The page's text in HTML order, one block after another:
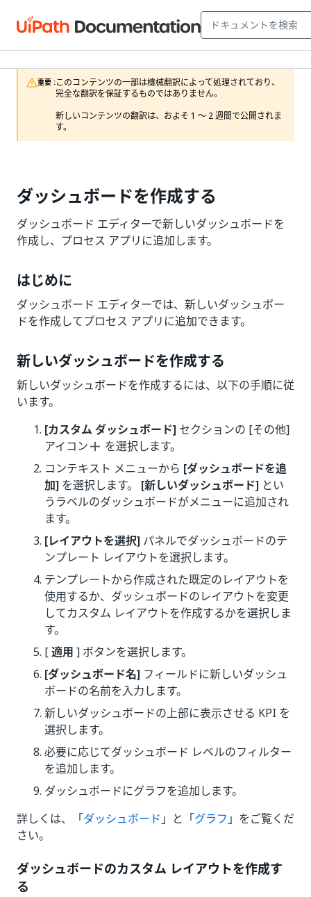
重要 :このコンテンツの一部は機械翻訳によって処理されており、
完全な翻訳を保証するものではありません。
新しいコンテンツの翻訳は、およそ 1 ～ 2 週間で公開されま
す。
ダッシュボードを作成する
ダッシュボード エディターで新しいダッシュボードを
作成し、プロセス アプリに追加します。
はじめに
ダッシュボード エディターでは、新しいダッシュボー
ドを作成してプロセス アプリに追加できます。
新しいダッシュボードを作成する
新しいダッシュボードを作成するには、以下の手順に従
います。
[カスタム ダッシュボード] セクションの [その他]
アイコン
を選択します。
コンテキスト メニューから [ダッシュボードを追
加] を選択します。 [新しいダッシュボード] とい
うラベルのダッシュボードがメニューに追加され
ます。
[レイアウトを選択] パネルでダッシュボードのテ
ンプレート レイアウトを選択します。
テンプレートから作成された既定のレイアウトを
使用するか、ダッシュボードのレイアウトを変更
してカスタム レイアウトを作成するかを選択しま
す。
[適用 ] ボタンを選択します。
[ダッシュボード名] フィールドに新しいダッシュ
ボードの名前を入力します。
新しいダッシュボードの上部に表示させる KPI を
選択します。
必要に応じてダッシュボード レベルのフィルター
を追加します。
ダッシュボードにグラフを追加します。
詳しくは、「ダッシュボード 」と「グラフ 」をご覧くだ
さい。
ダッシュボードのカスタム レイアウトを作成す
る